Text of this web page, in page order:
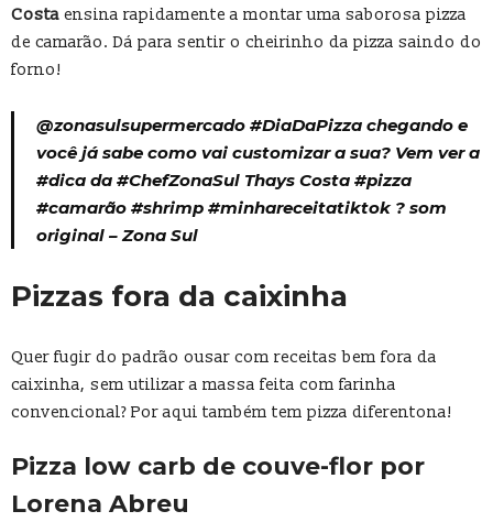
Costa ensina rapidamente a montar uma saborosa pizza
de camarão. Dá para sentir o cheirinho da pizza saindo do
forno!
@zonasulsupermercado #DiaDaPizza chegando e
você já sabe como vai customizar a sua? Vem ver a
#dica da #ChefZonaSul Thays Costa #pizza
#camarão #shrimp #minhareceitatiktok ? som
original – Zona Sul
Pizzas fora da caixinha
Quer fugir do padrão ousar com receitas bem fora da
caixinha, sem utilizar a massa feita com farinha
convencional? Por aqui também tem pizza diferentona!
Pizza low carb de couve-flor por
Lorena Abreu